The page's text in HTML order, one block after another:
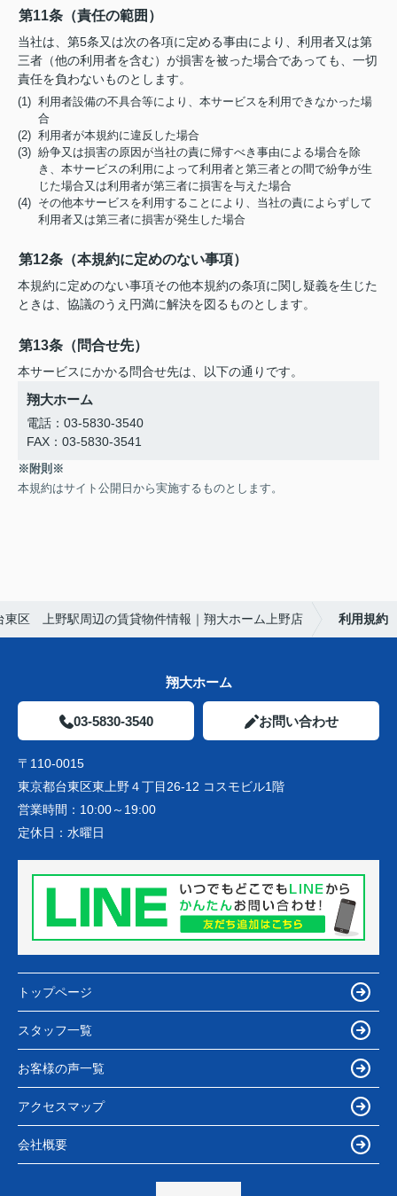
第11条（責任の範囲）
当社は、第5条又は次の各項に定める事由により、利用者又は第
三者（他の利用者を含む）が損害を被った場合であっても、一切
責任を負わないものとします。
(1) 利用者設備の不具合等により、本サービスを利用できなかった場
合
(2) 利用者が本規約に違反した場合
(3) 紛争又は損害の原因が当社の責に帰すべき事由による場合を除
き、本サービスの利用によって利用者と第三者との間で紛争が生
じた場合又は利用者が第三者に損害を与えた場合
(4) その他本サービスを利用することにより、当社の責によらずして
利用者又は第三者に損害が発生した場合
第12条（本規約に定めのない事項）
本規約に定めのない事項その他本規約の条項に関し疑義を生じた
ときは、協議のうえ円満に解決を図るものとします。
第13条（問合せ先）
本サービスにかかる問合せ先は、以下の通りです。
翔大ホーム
電話：03-5830-3540
FAX：03-5830-3541
※附則※
本規約はサイト公開日から実施するものとします。
東区 上野駅周辺の賃貸物件情報｜翔大ホーム上野店 利用規約
翔大ホーム
03-5830-3540 お問い合わせ
〒110-0015
東京都台東区東上野４丁目26-12 コスモビル1階
営業時間： 10:00～19:00
定休日： 水曜日
トップページ
スタッフ一覧
お客様の声一覧
アクセスマップ
会社概要